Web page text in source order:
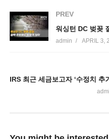
PREV
워싱턴 DC 벚꽂
admin APRIL 3,